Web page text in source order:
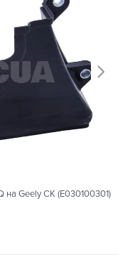
Geely CK (E030100301)